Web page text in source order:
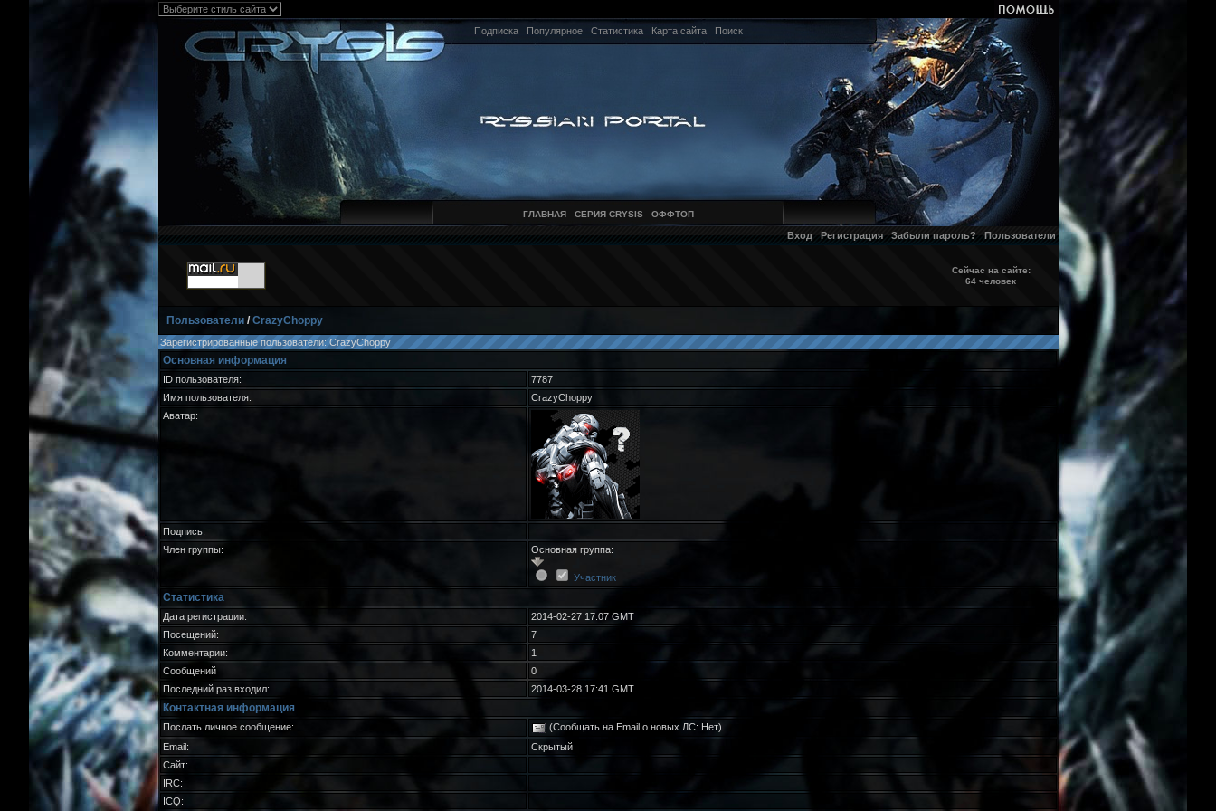
Подписка Популярное Статистика Карта сайта Поиск
ГЛАВНАЯ СЕРИЯ CRYSIS ОФФТОП
Вход Регистрация Забыли пароль? Пользователи
Сейчас на сайте:
64 человек
Пользователи/CrazyChoppy
Зарегистрированные пользователи: CrazyChoppy
Основная информация
ID пользователя:
7787
Имя пользователя:
CrazyChoppy
Аватар:
Подпись:
Член группы:
Основная группа:
Участник
Статистика
Дата регистрации:
2014-02-27 17:07 GMT
Посещений:
7
Комментарии:
1
Сообщений
0
Последний раз входил:
2014-03-28 17:41 GMT
Контактная информация
Послать личное сообщение:
(Сообщать на Email о новых ЛС: Нет)
Email:
Скрытый
Сайт:
IRC:
ICQ: